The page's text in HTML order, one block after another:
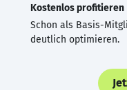
Kostenlos profitieren
Schon als Basis-
deutlich optimieren.